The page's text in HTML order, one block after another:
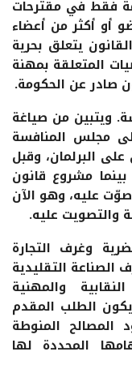
فقط في مقترحات
أو أكثر من أعضاء
يتعلق بحرية
المتعلقة بمهنة
صادر عن الحكومة.
ويتبين من صياغة
مجلس المنافسة
البرلمان، وقبل
مشروع قانون
عليه، وهو الآن
والتصويت عليه.
وغرف التجارة
الصناعة التقليدية
والمهنية
الطلب المقدم
المنوطة
المحددة لها